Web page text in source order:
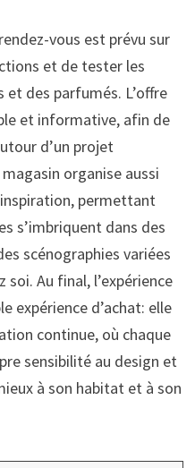
vous est prévu sur
et de tester les
des parfumés. L’offre
et informative, afin de
d’un projet
organise aussi
permettant
s’imbriquent dans des
scénographies variées
Au final, l’expérience
expérience d’achat: elle
continue, où chaque
sensibilité au design et
à son habitat et à son